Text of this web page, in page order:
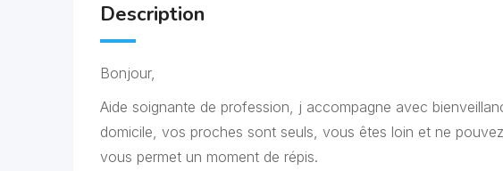
Description
Bonjour,
Aide soignante de profession, j accompagne avec
domicile, vos proches sont seuls, vous êtes loin et ne
vous permet un moment de répis.